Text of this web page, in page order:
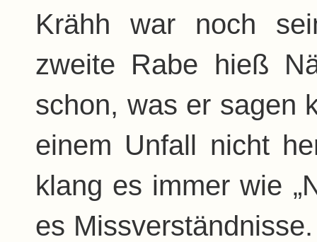
Krähh war noch
zweite Rabe hieß
schon, was er sagen
einem Unfall nicht
klang es immer wie
es